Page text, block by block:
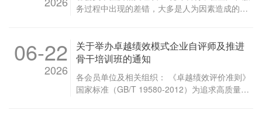
动社会质量共治等内容进行设...
关负责人，质量管理领域的相关人员等。 （三）
名 链接：https://jsj.top/f/T7lDVi 二维码： 五、
注意事项 （一）活动主要面向中国质量协会会
员，非会员报名申请通过后可参加。 （二）活动
不收取任何费用，不指定住宿地点，参会代表交
通、食宿费用自理。 （三）因场地限制，主办...
2026年6月25日
务过程中出现的差错，大多是人为因素造成的。
来，防差错技术得到了越来越多组织的关注,为满
足广大组织学习应用防差错技术，促进质量效益
2026年8月在陕西省西安市举办防差错技术与实
务培训班。现将有关事宜通知如下。 一、培训目
关于举办卓越绩效模式企业自评师及推进
骨干培训班的通知
06-22
2026
各会员单位及相关组织： 《卓越绩效评价准则》
国家标准（GB/T 19580-2012）为追求高质量发